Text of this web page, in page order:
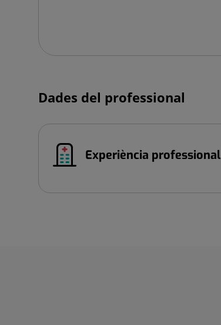
Dades del professional
Experiència professional